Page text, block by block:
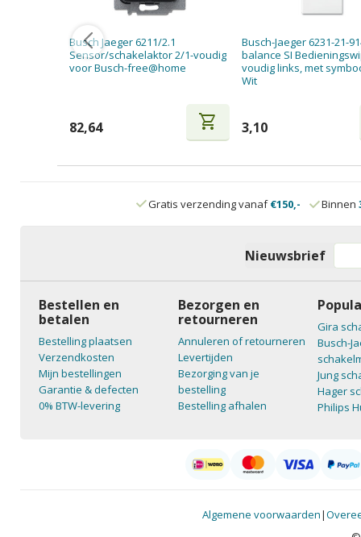
Busch Jaeger 6211/2.1
Sensor/schakelaktor 2/1-voudig
voor Busch-free@home
82,64 shopping_cart
Busch-Jaeger 6231-21-
balance SI
voudig links, met
Wit
3,10
Gratis verzending vanaf€150,- Binnen
Nieuwsbrief
Bestellen en
betalen
Bestelling plaatsen
Verzendkosten
Mijn bestellingen
Garantie & defecten
0% BTW-levering
Bezorgen en
retourneren
Annuleren of retourneren
Levertijden
Bezorging van je
bestelling
Bestelling afhalen
Gira
Busch-
Jung
Hager
Philips
Algemene voorwaarden|